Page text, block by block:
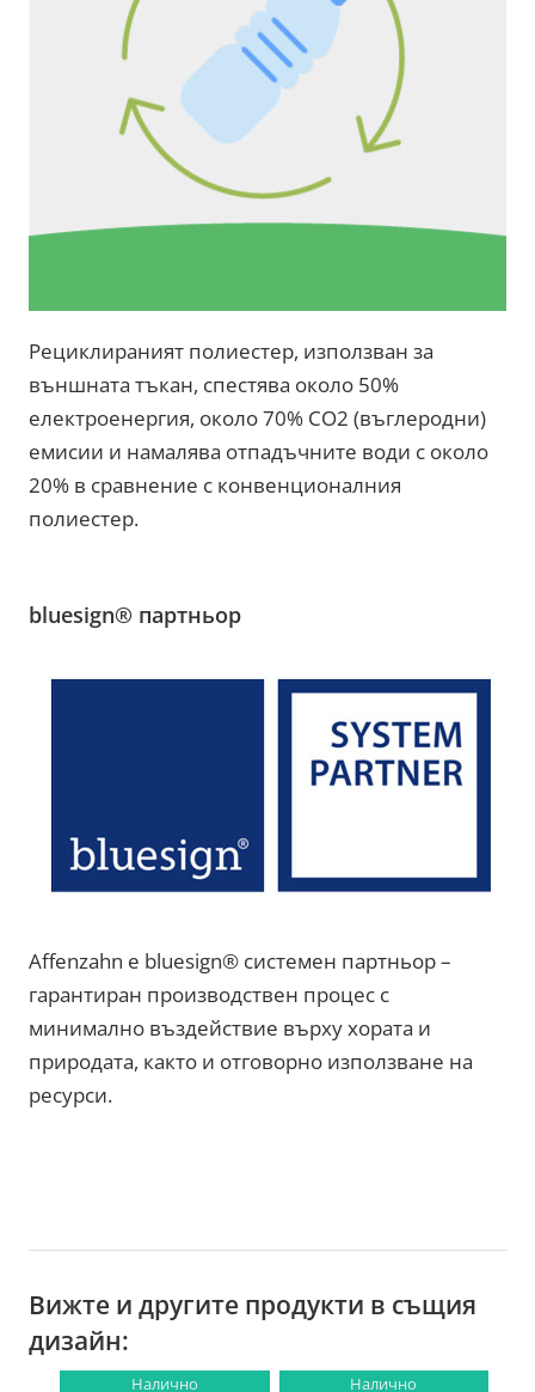
Рециклираният полиестер, използван за
външната тъкан, спестява около 50%
електроенергия, около 70% CO2 (въглеродни)
емисии и намалява отпадъчните води с около
20% в сравнение с конвенционалния
полиестер.
bluesign® партньор
Affenzahn е bluesign® системен партньор –
гарантиран производствен процес с
минимално въздействие върху хората и
природата, както и отговорно използване на
ресурси.
Вижте и другите продукти в същия
дизайн:
Налично Налично